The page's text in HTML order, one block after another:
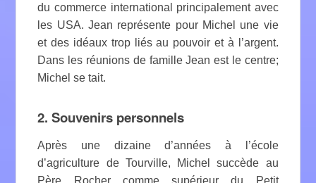
du commerce international principalement avec
les USA. Jean représente pour Michel une vie
et des idéaux trop liés au pouvoir et à l’argent.
Dans les réunions de famille Jean est le centre;
Michel se tait.
2. Souvenirs personnels
Après une dizaine d’années à l’école
d’agriculture de Tourville, Michel succède au
Père Rocher comme supérieur du Petit